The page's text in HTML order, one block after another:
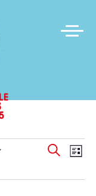
en
Zoeken
Lijst